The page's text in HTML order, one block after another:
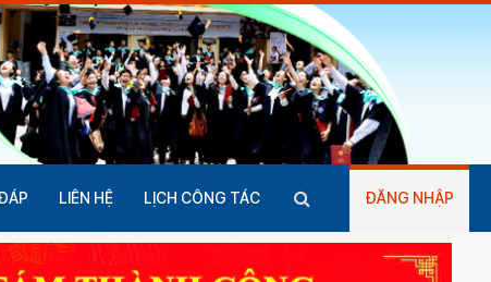
LIÊN HỆ LỊCH CÔNG TÁC ĐĂNG NHẬP